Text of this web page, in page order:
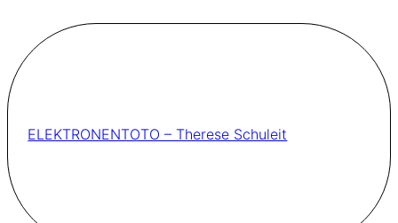
ELEKTRONENTOTO – Therese Schuleit